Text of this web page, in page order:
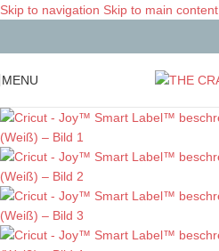
Skip to navigation Skip to main content
MENU